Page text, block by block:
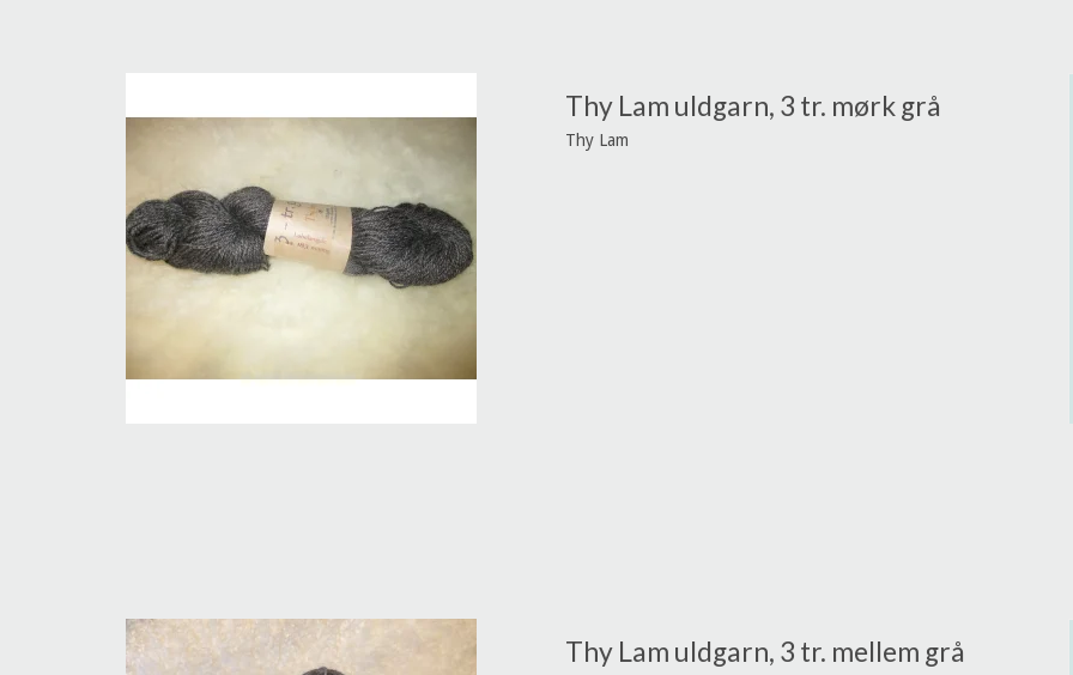
Thy Lam uldgarn, 3 tr. mørk grå
Thy Lam
Thy Lam uldgarn, 3 tr. mellem grå